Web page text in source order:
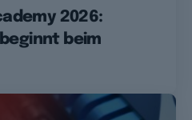
2026:
beim